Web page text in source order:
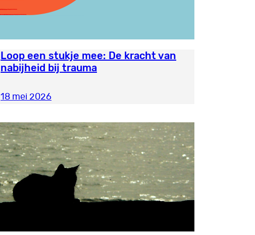
Loop een stukje mee: De kracht van
nabijheid bij trauma
18 mei 2026